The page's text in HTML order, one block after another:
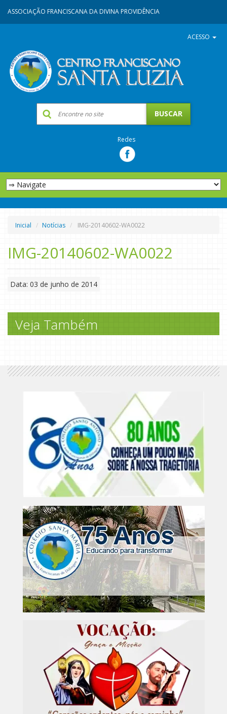
ASSOCIAÇÃO FRANCISCANA DA DIVINA PROVIDÊNCIA
ACESSO
Redes
Inicial Notícias IMG-20140602-WA0022
IMG-20140602-WA0022
Data: 03 de junho de 2014
Veja Também